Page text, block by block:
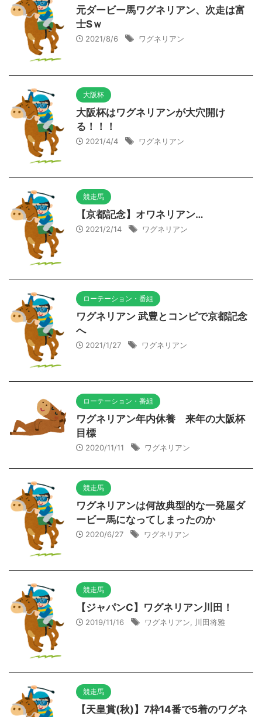
元ダービー馬ワグネリアン、次走は富
士Sｗ
2021/8/6 ワグネリアン
大阪杯
大阪杯はワグネリアンが大穴開け
る！！！
2021/4/4 ワグネリアン
競走馬
【京都記念】オワネリアン…
2021/2/14 ワグネリアン
ローテーション・番組
ワグネリアン 武豊とコンビで京都記念
へ
2021/1/27 ワグネリアン
ローテーション・番組
ワグネリアン年内休養 来年の大阪杯
目標
2020/11/11 ワグネリアン
競走馬
ワグネリアンは何故典型的な一発屋ダ
ービー馬になってしまったのか
2020/6/27 ワグネリアン
競走馬
【ジャパンC】ワグネリアン川田！
2019/11/16 ワグネリアン 川田将雅
競走馬
【天皇賞(秋)】7枠14番で5着のワグネ